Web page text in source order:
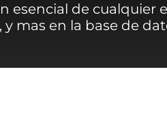
esencial de
y mas en la base de